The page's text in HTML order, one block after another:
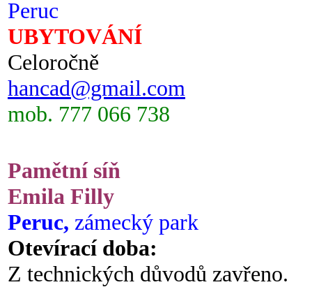
Peruc
UBYTOVÁNÍ
Celoročně
hancad@gmail.com
mob. 777 066 738
Pamětní síň
Emila Filly
Peruc, zámecký park
Otevírací doba:
Z technických důvodů zavřeno.